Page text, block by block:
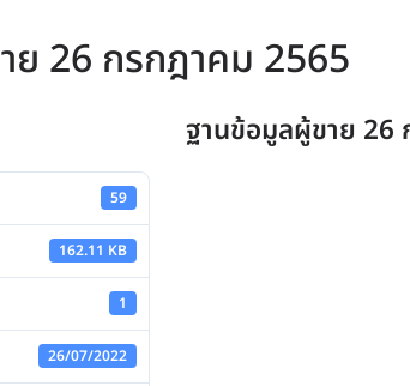
ย 26 กรกฎาคม 2565
59
162.11 KB
1
26/07/2022
ฐานข้อมูลผู้ขาย 26